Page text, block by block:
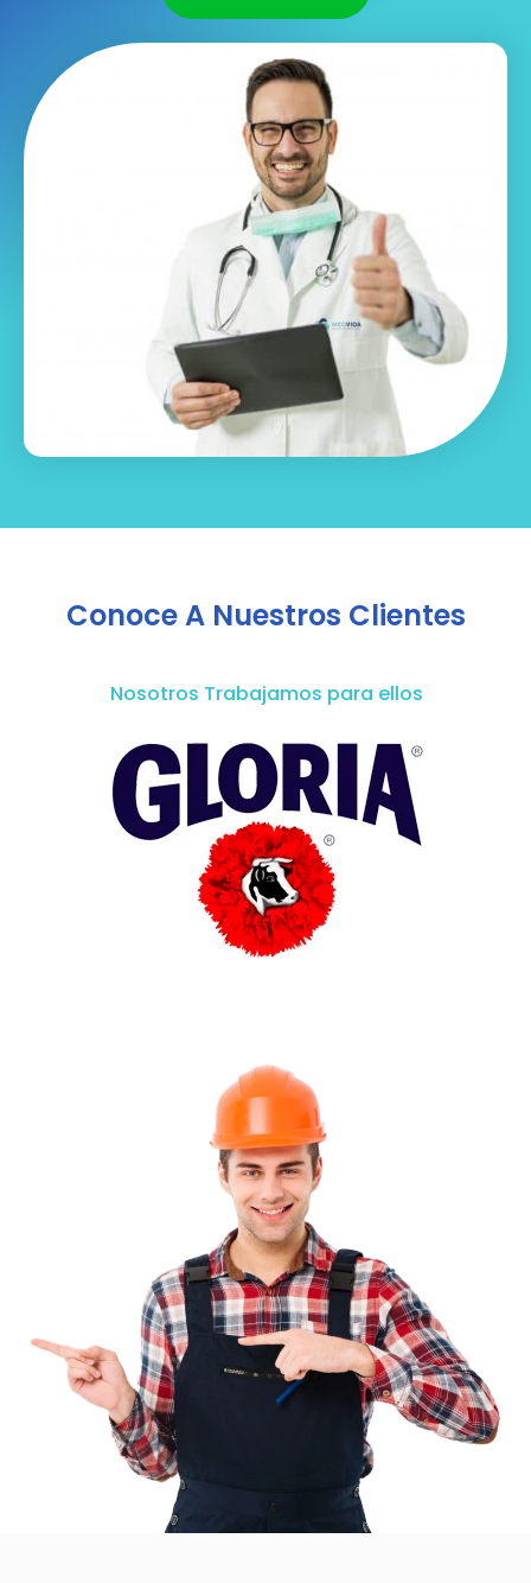
Conoce A Nuestros Clientes
Nosotros Trabajamos para ellos